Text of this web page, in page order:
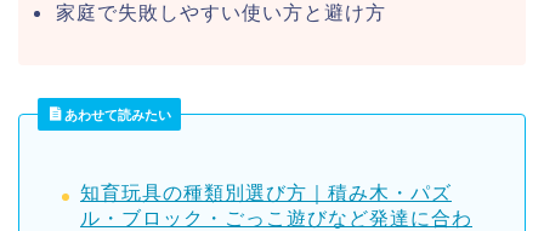
家庭で失敗しやすい使い方と避け方
あわせて読みたい
知育玩具の種類別選び方｜積み木・パズ
ル・ブロック・ごっこ遊びなど発達に合わ